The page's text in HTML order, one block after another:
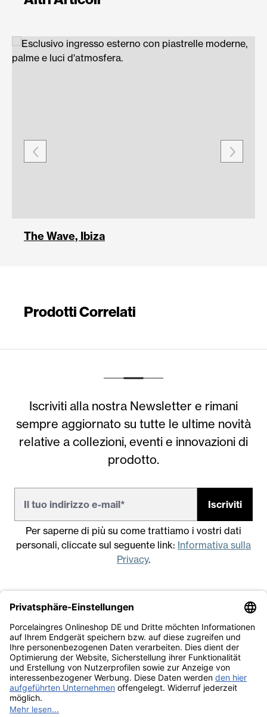
The Wave, Ibiza
Prodotti Correlati
Iscriviti alla nostra Newsletter e rimani
sempre aggiornato su tutte le ultime novità
relative a collezioni, eventi e innovazioni di
prodotto.
Iscriviti
Per saperne di più su come trattiamo i vostri dati
personali, cliccate sul seguente link: Informativa sulla
Privacy.
Note legali
Condizioni generali di vendita
Informativa sulla Privacy
Lavora con noi